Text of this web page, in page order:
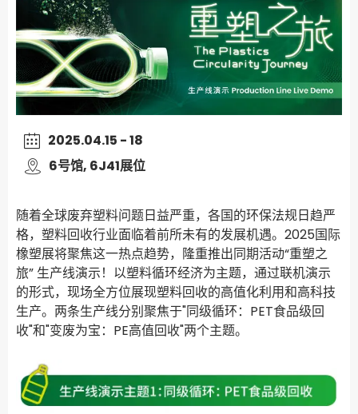
2025.04.15 - 18
6号馆, 6J41展位
随着全球废弃塑料问题日益严重，各国的环保法规日趋严
格，塑料回收行业面临着前所未有的发展机遇。2025国际
橡塑展将聚焦这一热点趋势，隆重推出同期活动“重塑之
旅” 生产线演示！以塑料循环经济为主题，通过联机演示
的形式，现场全方位展现塑料回收的高值化利用和高科技
生产。两条生产线分别聚焦于"同级循环：PET食品级回
收"和"变废为宝：PE高值回收"两个主题。